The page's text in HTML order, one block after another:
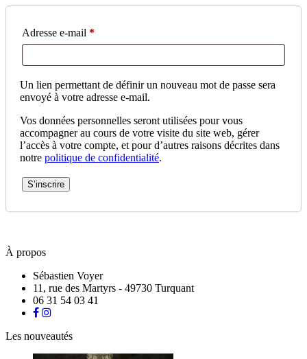
Adresse e-mail *Obligatoire
Un lien permettant de définir un nouveau mot de passe sera
envoyé à votre adresse e-mail.
Vos données personnelles seront utilisées pour vous
accompagner au cours de votre visite du site web, gérer
l’accès à votre compte, et pour d’autres raisons décrites dans
notre politique de confidentialité.
S’inscrire
À propos
Sébastien Voyer
11, rue des Martyrs - 49730 Turquant
06 31 54 03 41
Les nouveautés